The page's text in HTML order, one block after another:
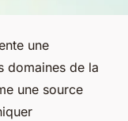
une
domaines de la
une source